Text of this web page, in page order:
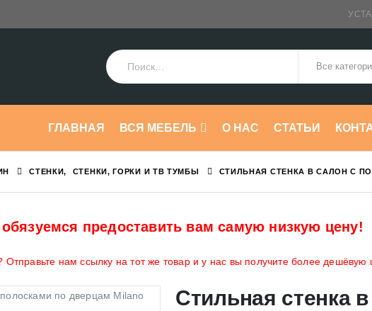
ГЛАВНАЯ ВСЯ МЕБЕЛЬ О НАС СТАТЬИ
СТЕНКИ, СТЕНКИ, ГОРКИ И ТВ ТУМБЫ СТИЛЬНАЯ СТЕНКА В САЛОН С
предоставить вам самую низкую цену!
нам ссылку на тот же товар и у нас вы получите более дешёвую
Стильная стенка